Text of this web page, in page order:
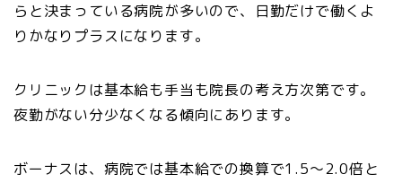
らと決まっている病院が多いので、日勤だけで働くよ
りかなりプラスになります。
クリニックは基本給も手当も院長の考え方次第です。
夜勤がない分少なくなる傾向にあります。
ボーナスは、病院では基本給での換算で1.5〜2.0倍と